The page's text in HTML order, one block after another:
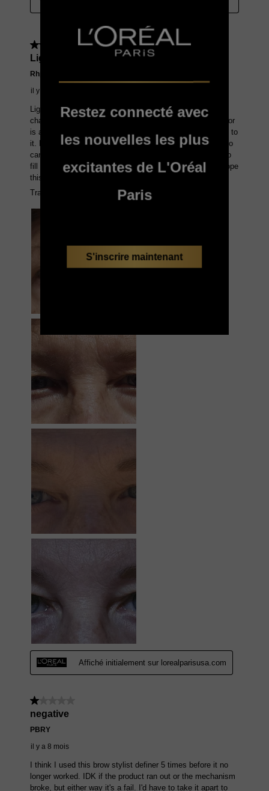
Restez connecté avec
les nouvelles les plus
excitantes de L'Oréal
Paris
S'inscrire maintenant